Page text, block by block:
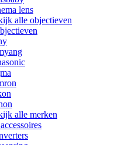
lens
alle objectieven
alle merken